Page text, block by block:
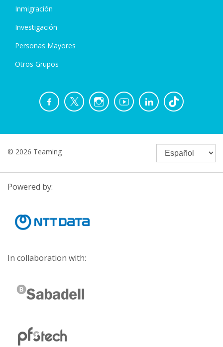
Inmigración
Investigación
Personas Mayores
Otros Grupos
© 2026 Teaming
Powered by:
In collaboration with: